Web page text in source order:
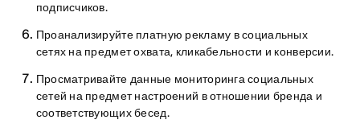
подписчиков.
Проанализируйте платную рекламу в социальных
сетях на предмет охвата, кликабельности и конверсии.
Просматривайте данные мониторинга социальных
сетей на предмет настроений в отношении бренда и
соответствующих бесед.